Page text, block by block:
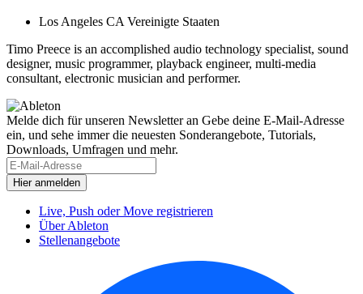
Los Angeles CA Vereinigte Staaten
Timo Preece is an accomplished audio technology specialist, sound
designer, music programmer, playback engineer, multi-media
consultant, electronic musician and performer.
Melde dich für unseren Newsletter an Gebe deine E-Mail-Adresse
ein, und sehe immer die neuesten Sonderangebote, Tutorials,
Downloads, Umfragen und mehr.
Live, Push oder Move registrieren
Über Ableton
Stellenangebote